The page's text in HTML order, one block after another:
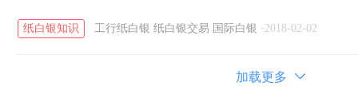
纸白银知识 工行纸白银 纸白银交易 国际白银 · 2018-02-02
加载更多